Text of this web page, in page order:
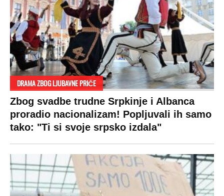
DRAMA ZBOG LJUBAVNE PRIČE
Zbog svadbe trudne Srpkinje i Albanca
proradio nacionalizam! Popljuvali ih samo
tako: "Ti si svoje srpsko izdala"